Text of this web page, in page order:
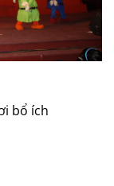
bổ ích